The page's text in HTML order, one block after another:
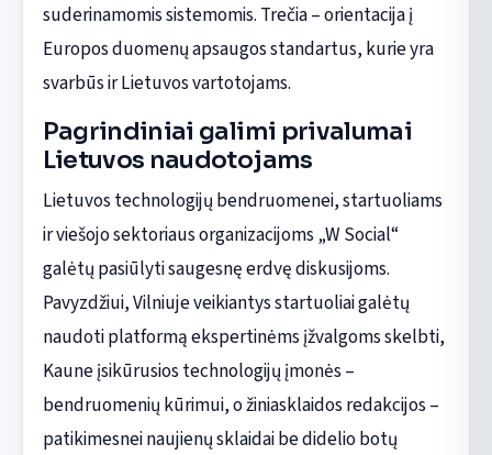
suderinamomis sistemomis. Trečia – orientacija į
Europos duomenų apsaugos standartus, kurie yra
svarbūs ir Lietuvos vartotojams.
Pagrindiniai galimi privalumai
Lietuvos naudotojams
Lietuvos technologijų bendruomenei, startuoliams
ir viešojo sektoriaus organizacijoms „W Social“
galėtų pasiūlyti saugesnę erdvę diskusijoms.
Pavyzdžiui, Vilniuje veikiantys startuoliai galėtų
naudoti platformą ekspertinėms įžvalgoms skelbti,
Kaune įsikūrusios technologijų įmonės –
bendruomenių kūrimui, o žiniasklaidos redakcijos –
patikimesnei naujienų sklaidai be didelio botų